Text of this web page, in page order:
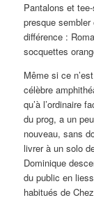
Pantalons et
presque
différence :
socquettes
Même si ce
célèbre
qu’à l’ordinaire
du prog, a un
nouveau, sans
livrer à un solo
Dominique
du public en
habitués de